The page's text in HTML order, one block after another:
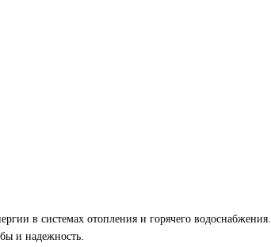
в системах отопления и горячего водоснабжения.
и надежность.